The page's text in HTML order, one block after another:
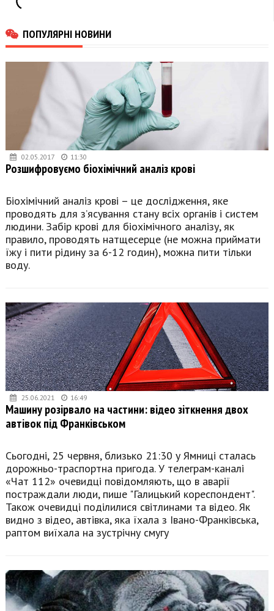
ПОПУЛЯРНІ НОВИНИ
02.05.2017 11:30
Розшифровуємо біохімічний аналіз крові
Біохімічний аналіз крові – це дослідження, яке
проводять для з’ясування стану всіх органів і систем
людини. Забір крові для біохімічного аналізу, як
правило, проводять натщесерце (не можна приймати
їжу і пити рідину за 6-12 годин), можна пити тільки
воду.
25.06.2021 16:49
Машину розірвало на частини: відео зіткнення двох
автівок під Франківськом
Сьогодні, 25 червня, близько 21:30 у Ямниці сталась
дорожньо-траспортна пригода. У телеграм-каналі
«Чат 112» очевидці повідомляють, що в аварії
постраждали люди, пише "Галицький кореспондент".
Також очевидці поділилися світлинами та відео. Як
видно з відео, автівка, яка їхала з Івано-Франківська,
раптом виїхала на зустрічну смугу